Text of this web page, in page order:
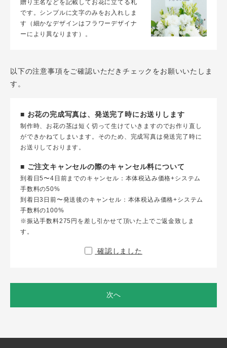
贈り主名などを記載してお花に立てる札
です。シンプルに文字のみをお入れしま
す（細かなデザインはフラワーデザイナ
ーにより異なります）。
以下の注意事項をご確認いただきチェックをお願いいたしま
す。
■ お花の完成写真は、発送完了時にお送りします
制作時、お花の茎は短く切って生けていきますのでお作り直し
ができかねてしまいます。そのため、完成写真は発送完了時に
お送りしております。
■ ご注文キャンセルの際のキャンセル料について
到着日5〜4日前までのキャンセル：本体税込み価格+システム
手数料の50%
到着日3日前〜発送後のキャンセル：本体税込み価格+システム
手数料の100%
※振込手数料275円を差し引かせて頂いた上でご返金致しま
す。
確認しました
次へ